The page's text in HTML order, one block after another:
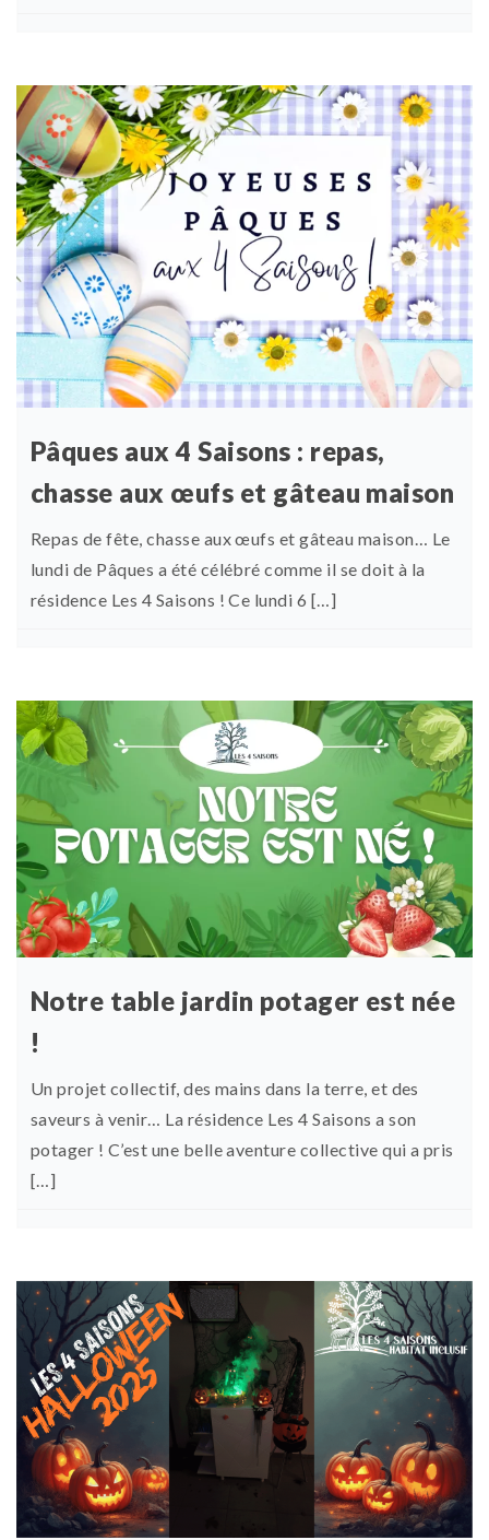
Pâques aux 4 Saisons : repas,
chasse aux œufs et gâteau maison
Repas de fête, chasse aux œufs et gâteau maison… Le
lundi de Pâques a été célébré comme il se doit à la
résidence Les 4 Saisons ! Ce lundi 6 […]
Notre table jardin potager est née
!
Un projet collectif, des mains dans la terre, et des
saveurs à venir… La résidence Les 4 Saisons a son
potager ! C’est une belle aventure collective qui a pris
[…]